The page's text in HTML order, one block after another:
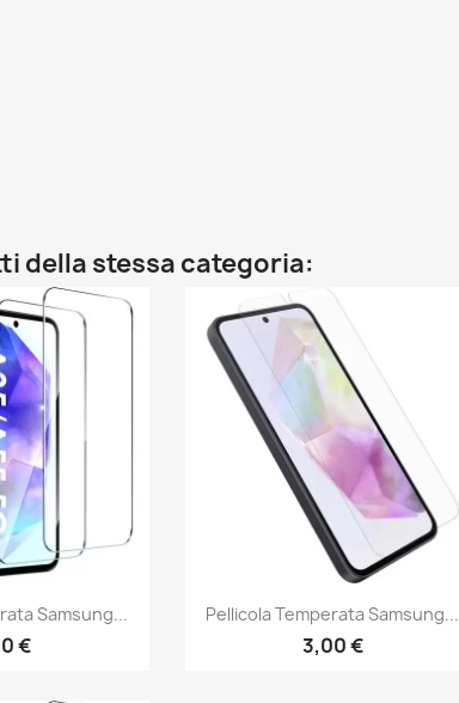
della stessa categoria:
Samsung...
€
Pellicola Temperata Samsung...
3,00 €
Anteprima